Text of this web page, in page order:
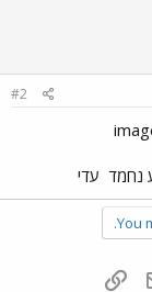
#2
נחמד עדי
You
דואר אלקטרוני